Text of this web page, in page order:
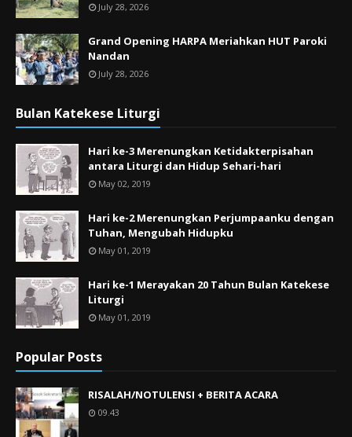
July 28, 2026
Grand Opening HARPA Meriahkan HUT Paroki
Nandan
July 28, 2026
Bulan Katekese Liturgi
Hari ke-3 Merenungkan Ketidakterpisahan
antara Liturgi dan Hidup Sehari-hari
May 02, 2019
Hari ke-2 Merenungkan Perjumpaanku dengan
Tuhan, Mengubah Hidupku
May 01, 2019
Hari ke-1 Merayakan 20 Tahun Bulan Katekese
Liturgi
May 01, 2019
Popular Posts
RISALAH/NOTULENSI + BERITA ACARA
09.43